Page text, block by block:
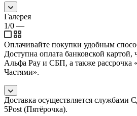
Галерея
1/0 —
Оплачивайте покупки удобным
Доступна оплата банковской картой,
Альфа Pay и СБП, а также
Частями».
Доставка осуществляется
5Post (Пятёрочка).